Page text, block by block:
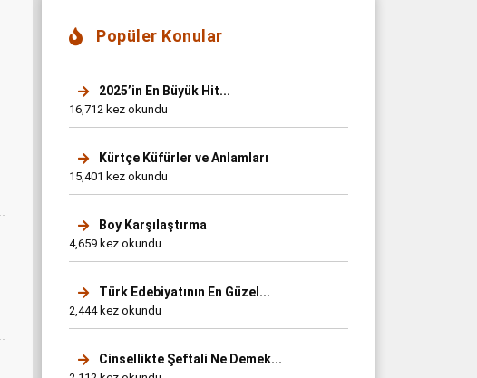
Popüler Konular
2025’in En Büyük Hit...
16,712 kez okundu
Kürtçe Küfürler ve Anlamları
15,401 kez okundu
Boy Karşılaştırma
4,659 kez okundu
Türk Edebiyatının En Güzel...
2,444 kez okundu
Cinsellikte Şeftali Ne Demek...